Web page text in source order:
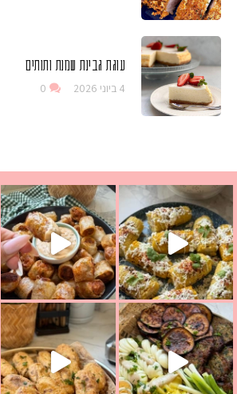
עוגת גבינת שמנת ותותים
4 ביוני 2026 0
שמכינים בכמה דקות עב
מחבת שהוא שילוב של מופלטה וספינז׳, רעיון מעול
מה לחדש לכם ונראה
אורז יצירתי לתשעת הימים ולכבוד שבת קודשלמתכון